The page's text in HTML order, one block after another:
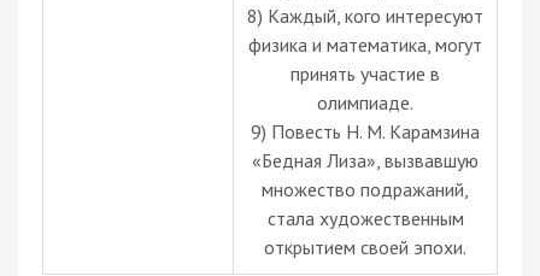
8) Каждый, кого интересуют
физика и математика, могут
принять участие в
олимпиаде.
9) Повесть Н. М. Карамзина
«Бедная Лиза», вызвавшую
множество подражаний,
стала художественным
открытием своей эпохи.